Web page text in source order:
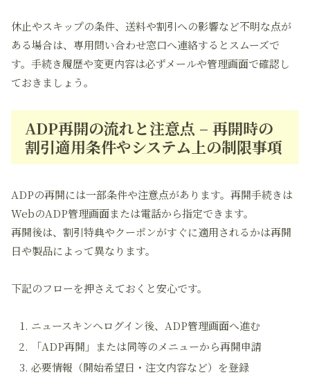
休止やスキップの条件、送料や割引への影響など不明な点が
ある場合は、専用問い合わせ窓口へ連絡するとスムーズで
す。手続き履歴や変更内容は必ずメールや管理画面で確認し
ておきましょう。
ADP再開の流れと注意点 – 再開時の
割引適用条件やシステム上の制限事項
ADPの再開には一部条件や注意点があります。再開手続きは
WebのADP管理画面または電話から指定できます。
再開後は、割引特典やクーポンがすぐに適用されるかは再開
日や製品によって異なります。
下記のフローを押さえておくと安心です。
ニュースキンへログイン後、ADP管理画面へ進む
「ADP再開」または同等のメニューから再開申請
必要情報（開始希望日・注文内容など）を登録